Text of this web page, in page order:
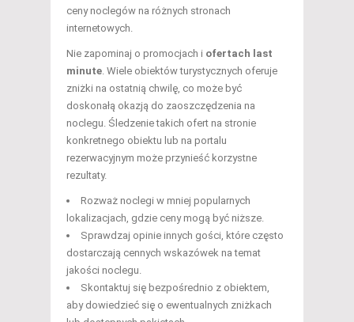
ceny noclegów na różnych stronach
internetowych.
Nie zapominaj o promocjach i ofertach last
minute . Wiele obiektów turystycznych oferuje
zniżki na ostatnią chwilę, co może być
doskonałą okazją do zaoszczędzenia na
noclegu. Śledzenie takich ofert na stronie
konkretnego obiektu lub na portalu
rezerwacyjnym może przynieść korzystne
rezultaty.
Rozważ noclegi w mniej popularnych
lokalizacjach, gdzie ceny mogą być niższe.
Sprawdzaj opinie innych gości, które często
dostarczają cennych wskazówek na temat
jakości noclegu.
Skontaktuj się bezpośrednio z obiektem,
aby dowiedzieć się o ewentualnych zniżkach